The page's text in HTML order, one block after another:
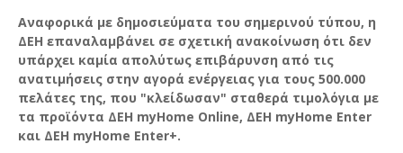
Αναφορικά με δημοσιεύματα του σημερινού τύπου, η
ΔΕΗ επαναλαμβάνει σε σχετική ανακοίνωση ότι δεν
υπάρχει καμία απολύτως επιβάρυνση από τις
ανατιμήσεις στην αγορά ενέργειας για τους 500.000
πελάτες της, που "κλείδωσαν" σταθερά τιμολόγια με
τα προϊόντα ΔΕΗ myHome Online, ΔΕΗ myHome Enter
και ΔΕΗ myHome Enter+.